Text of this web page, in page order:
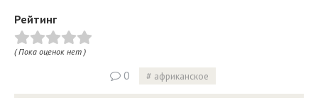
Рейтинг
( Пока оценок нет )
0 африканское